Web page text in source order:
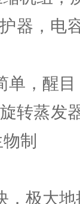
器，电
单，醒目
转蒸发
制
．极大